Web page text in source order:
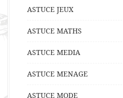
ASTUCE JEUX
ASTUCE MATHS
ASTUCE MEDIA
ASTUCE MENAGE
ASTUCE MODE